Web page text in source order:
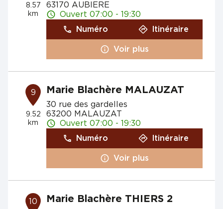
8.57
km
63170 AUBIERE
Ouvert 07:00 - 19:30
Numéro
Itinéraire
Voir plus
9
9.52
km
Marie Blachère MALAUZAT
30 rue des gardelles
63200 MALAUZAT
Ouvert 07:00 - 19:30
Numéro
Itinéraire
Voir plus
10 Marie Blachère THIERS 2